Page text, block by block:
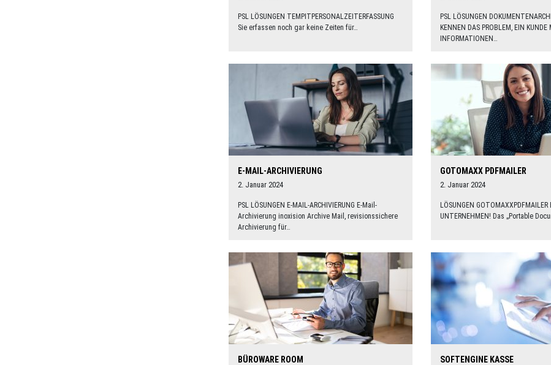
PSL LÖSUNGEN TEMPITPERSONALZEITERFASSUNG
Sie erfassen noch gar keine Zeiten für…
PSL LÖSUNGEN
KENNEN DAS PROBLEM, EIN KUNDE
INFORMATIONEN…
E-MAIL-ARCHIVIERUNG
2. Januar 2024
PSL LÖSUNGEN E-MAIL-ARCHIVIERUNG E-Mail-
Archivierung inoxision Archive Mail, revisionssichere
Archivierung für…
GOTOMAXX PDFMAILER
2. Januar 2024
LÖSUNGEN GOTOMAXXPDFMAILER
UNTERNEHMEN! Das „Portable
BÜROWARE ROOM SOFTENGINE KASSE